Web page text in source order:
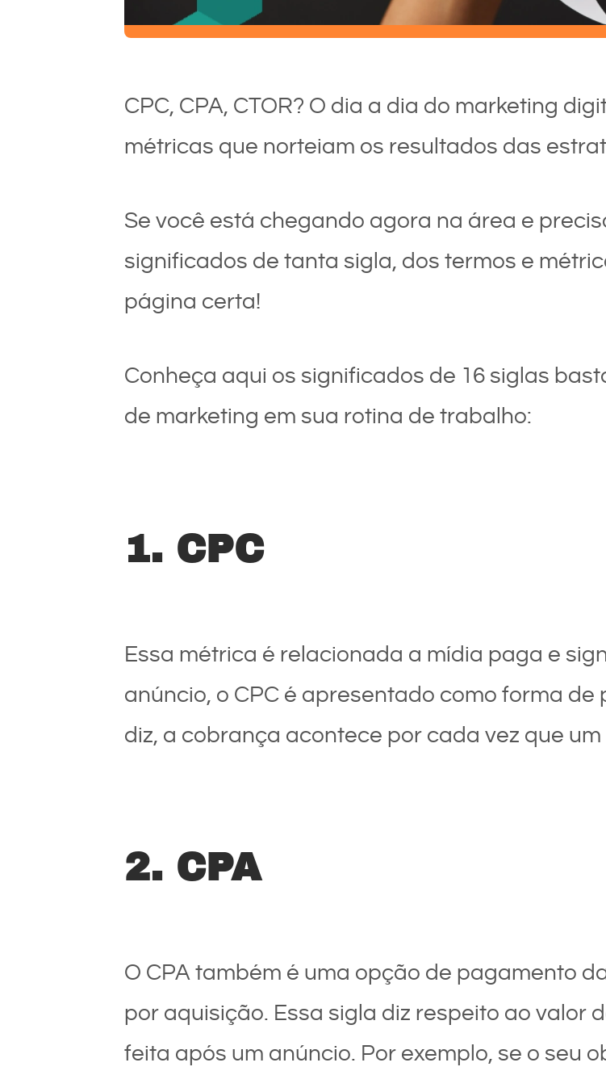
CPC, CPA, CTOR? O dia a dia do marketing
métricas que norteiam os resultados das
Se você está chegando agora na área e
significados de tanta sigla, dos termos e
página certa!
Conheça aqui os significados de 16 siglas
de marketing em sua rotina de trabalho:
1. CPC
Essa métrica é relacionada a mídia paga e
anúncio, o CPC é apresentado como forma
diz, a cobrança acontece por cada vez que
2. CPA
O CPA também é uma opção de pagamento
por aquisição. Essa sigla diz respeito ao valor
feita após um anúncio. Por exemplo, se o seu